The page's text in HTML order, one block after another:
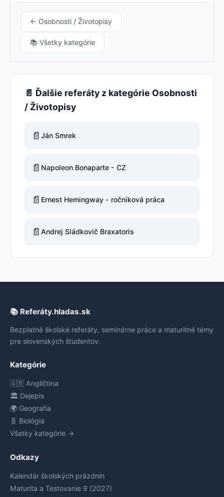
← Osobnosti / Životopisy
📚 Všetky kategórie
📄 Ďalšie referáty z kategórie Osobnosti
/ Životopisy
📄 Ján Smrek
📄 Napoleon Bonaparte - CZ
📄 Ernest Hemingway - ročníková práca
📄 Andrej Sládkovič Braxatoris
📚 Referáty.hladas.sk
Bezplatné školské referáty, seminárne práce a maturitné témy
pre slovenských študentov.
Kategórie
🇬🇧 Angličtina
🏛️ Dejepis
🌍 Geografia
🧬 Biológia
Všetky kategórie →
Odkazy
Kalendár školských prázdnin
Maturita a Testovanie 9 (2027)